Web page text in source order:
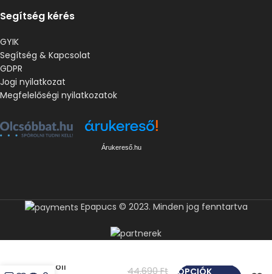
Segítség kérés
GYIK
Segítség & Kapcsolat
GDPR
Jogi nyilatkozat
Megfelelőségi nyilatkozatok
Árukereső.hu
Epapucs © 2023. Minden jog fenntartva
Scholl
44.690Ft OPCIÓK